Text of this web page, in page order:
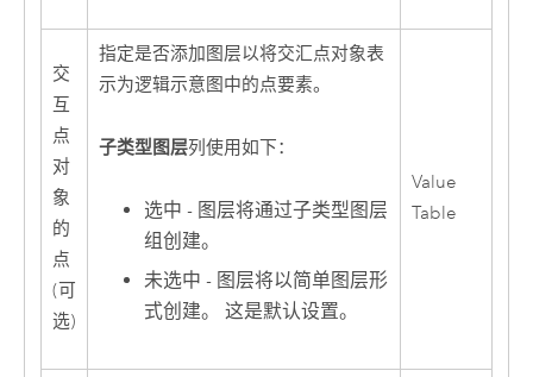
交
互
点
对
象
的
点
(可
选)
指定是否添加图层以将交汇点对象表
示为逻辑示意图中的点要素。
子类型图层列使用如下：
选中 - 图层将通过子类型图层
组创建。
未选中 - 图层将以简单图层形
式创建。 这是默认设置。
Value
Table